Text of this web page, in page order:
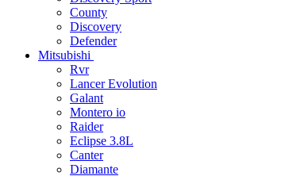
County
Discovery
Defender
Mitsubishi
Rvr
Lancer Evolution
Galant
Montero io
Raider
Eclipse 3.8L
Canter
Diamante